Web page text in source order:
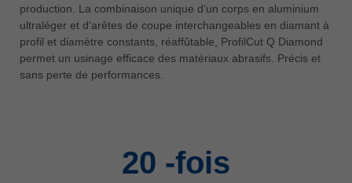
Việt Nam
tiếng việt
中国
Україна
yкраїнська
production. La combinaison unique d‘un corps en aluminium
ultraléger et d‘arêtes de coupe interchangeables en diamant à
profil et diamètre constants, réaffûtable, ProfilCut Q Diamond
permet un usinage efficace des matériaux abrasifs. Précis et
sans perte de performances.
20 -fois